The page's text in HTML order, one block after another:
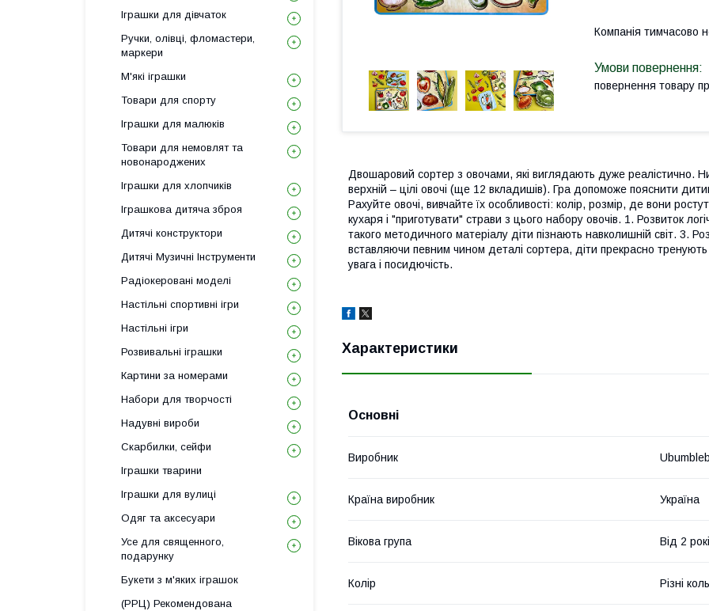
Компанія тимчасово
повернення товару
Двошаровий сортер з овочами, які виглядають дуже реалістично.
верхній – цілі овочі (ще 12 вкладишів). Гра допоможе пояснити
Рахуйте овочі, вивчайте їх особливості: колір, розмір, де вони
кухаря і "приготувати" страви з цього набору овочів. 1. Розвиток
такого методичного матеріалу діти пізнають навколишній світ. 3.
вставляючи певним чином деталі сортера, діти прекрасно
увага і посидючість.
Характеристики
Основні
Виробник
Країна виробник Україна
Вікова група Від 2
Колір Різні
Іграшки для дівчаток
Ручки, олівці, фломастери,
маркери
М'які іграшки
Товари для спорту
Іграшки для малюків
Товари для немовлят та
новонароджених
Іграшки для хлопчиків
Іграшкова дитяча зброя
Дитячі конструктори
Дитячі Музичні Інструменти
Радіокеровані моделі
Настільні спортивні ігри
Настільні ігри
Розвивальні іграшки
Картини за номерами
Набори для творчості
Надувні вироби
Скарбилки, сейфи
Іграшки тварини
Іграшки для вулиці
Одяг та аксесуари
Усе для священного,
подарунку
Букети з м'яких іграшок
(РРЦ) Рекомендована